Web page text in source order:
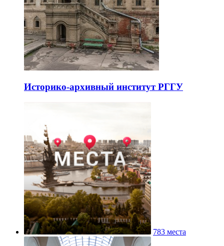
Историко-архивный институт РГГУ
783 места